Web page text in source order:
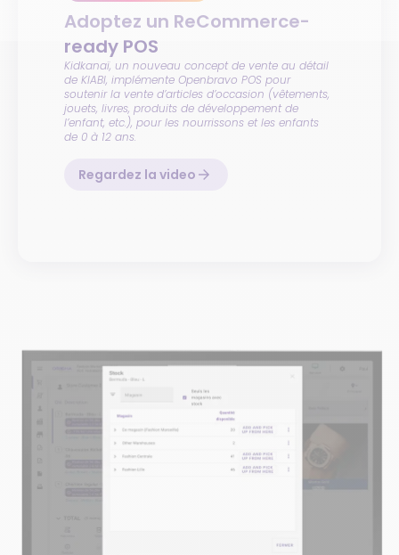
Adoptez un ReCommerce-
ready POS
Kidkanaï, un nouveau concept de vente au détail
de KIABI, implémente Openbravo POS pour
soutenir la vente d’articles d’occasion (vêtements,
jouets, livres, produits de développement de
l’enfant, etc.), pour les nourrissons et les enfants
de 0 à 12 ans.
Regardez la video